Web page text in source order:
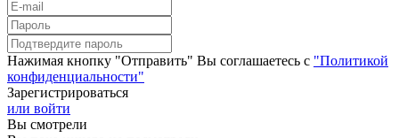
Нажимая кнопку "Отправить" Вы соглашаетесь с "Политикой
конфиденциальности"
Зарегистрироваться
или войти
Вы смотрели